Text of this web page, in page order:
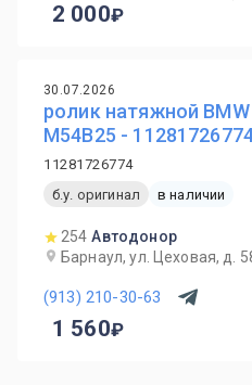
2 000
30.07.2026
ролик натяжной
M54B25 -
11281726774
б.у. оригинал
в наличии
254 Автодонор
Барнаул, ул. Цеховая, д.
(913) 210-30-63
1 560